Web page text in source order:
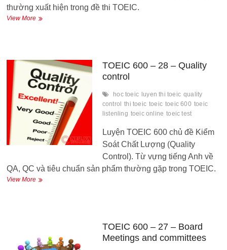
thường xuất hiện trong đề thi TOEIC.
View MoreTOEIC
Product
Development
TOEIC 600 – 28 – Quality
control
hoc toeic luyen thi toeic quality
control
thi toeic toeic toeic 600 toeic
listenling toeic online toeic test
Luyện TOEIC 600 chủ đề Kiểm
Soát Chất Lượng (Quality
Control). Từ vựng tiếng Anh về
QA, QC và tiêu chuẩn sản phẩm thường gặp trong TOEIC.
View MoreTOEIC
TOEIC 600 – 27 – Board
Meetings and committees